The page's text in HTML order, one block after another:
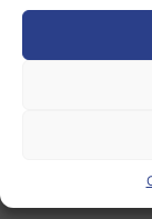
už obsahuje
odvoláva
bez
spoločnosť